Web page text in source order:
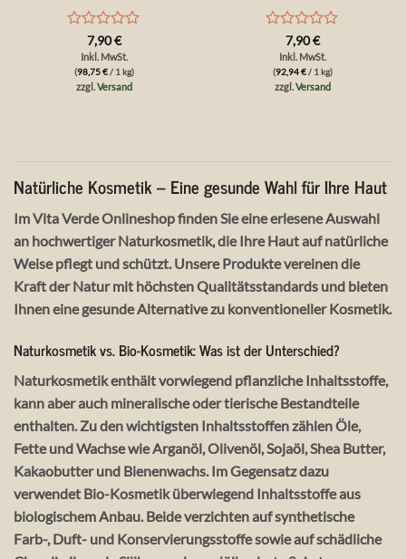
Bewertet
mit
0
von
7,90€
Inkl. MwSt.
(98,75€/ 1 kg)
zzgl.Versand
Bewertet
mit
0
von
7,90€
Inkl. MwSt.
(92,94€/ 1 kg)
zzgl.Versand
Natürliche Kosmetik – Eine gesunde Wahl für Ihre Haut
Im Vita Verde Onlineshop finden Sie eine erlesene Auswahl
an hochwertiger Naturkosmetik, die Ihre Haut auf natürliche
Weise pflegt und schützt. Unsere Produkte vereinen die
Kraft der Natur mit höchsten Qualitätsstandards und bieten
Ihnen eine gesunde Alternative zu konventioneller Kosmetik.
Naturkosmetik vs. Bio-Kosmetik: Was ist der Unterschied?
Naturkosmetik enthält vorwiegend pflanzliche Inhaltsstoffe,
kann aber auch mineralische oder tierische Bestandteile
enthalten. Zu den wichtigsten Inhaltsstoffen zählen Öle,
Fette und Wachse wie Arganöl, Olivenöl, Sojaöl, Shea Butter,
Kakaobutter und Bienenwachs. Im Gegensatz dazu
verwendet Bio-Kosmetik überwiegend Inhaltsstoffe aus
biologischem Anbau. Beide verzichten auf synthetische
Farb-, Duft- und Konservierungsstoffe sowie auf schädliche